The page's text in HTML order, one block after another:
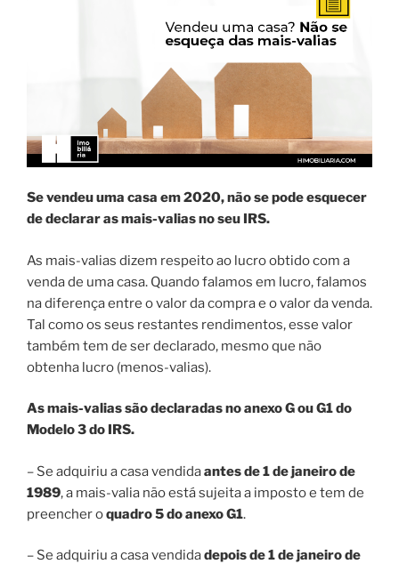
Se vendeu uma casa em 2020, não se pode esquecer
de declarar as mais-valias no seu IRS.
As mais-valias dizem respeito ao lucro obtido com a
venda de uma casa. Quando falamos em lucro, falamos
na diferença entre o valor da compra e o valor da venda.
Tal como os seus restantes rendimentos, esse valor
também tem de ser declarado, mesmo que não
obtenha lucro (menos-valias).
As mais-valias são declaradas no anexo G ou G1 do
Modelo 3 do IRS.
– Se adquiriu a casa vendidaantes de 1 de janeiro de
1989, a mais-valia não está sujeita a imposto e tem de
preencher oquadro 5 do anexo G1.
– Se adquiriu a casa vendidadepois de 1 de janeiro de